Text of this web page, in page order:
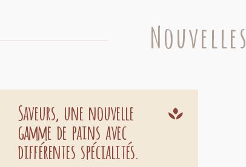
Nouvelles
Saveurs, une nouvelle
gamme de pains avec
différentes spécialités.